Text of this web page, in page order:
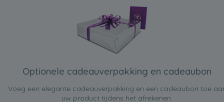
Optionele cadeauverpakking en cadeaubon
Voeg een elegante cadeauverpakking en een cadeaubon toe
uw product tijdens het afrekenen.